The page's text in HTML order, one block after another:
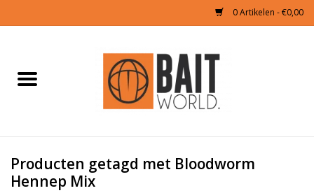
0 Artikelen - €0,00
Boilies & Additieven
Producten getagd met Bloodworm
Hennep Mix